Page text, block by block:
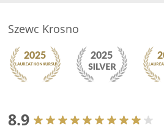
Szewc Krosno
8.9